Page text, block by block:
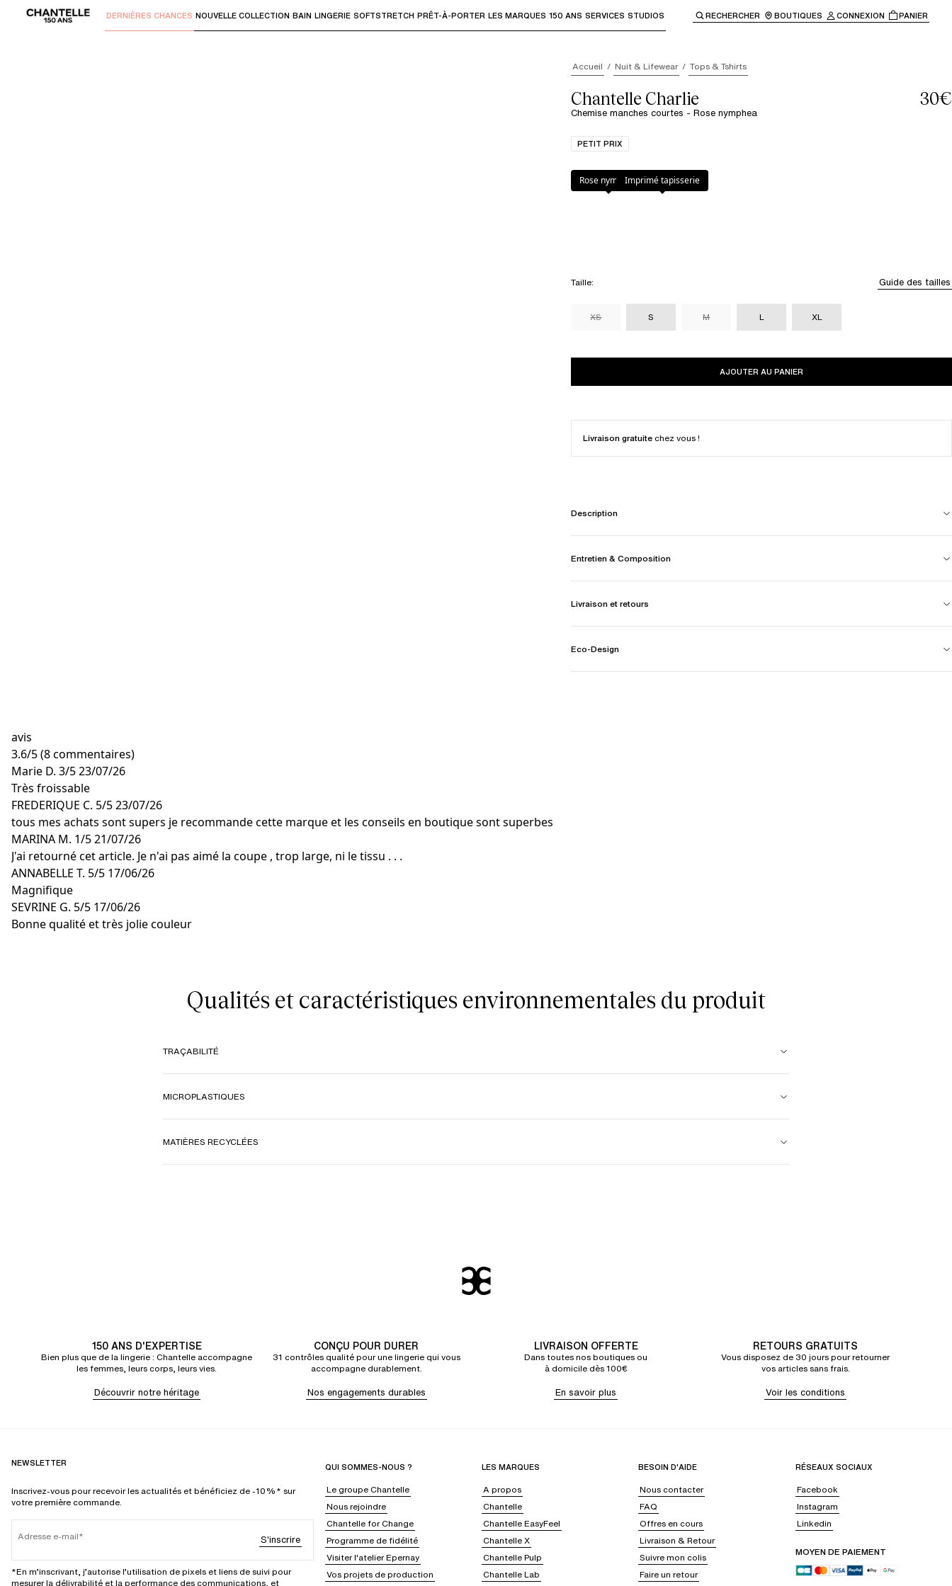
Utilisez "Flèche bas" ou "Entrer" pour accéder aux sous-menus et "Flèche haut" ou "Échap" pour revenir à la navigation principale.
DERNIÈRES CHANCES NOUVELLE COLLECTION BAIN LINGERIE SOFTSTRETCH PRÊT-À-PORTER LES MARQUES 150 ANS SERVICES STUDIOS RECHERCHER BOUTIQUES CONNEXION PANIER
Accueil Nuit & Lifewear Tops & Tshirts
Chantelle Charlie
Chemise manches courtes - Rose nymphea
30€
PETIT PRIX
Couleur:Rose nymphea
Rose nympheaImprimé tapisserie
Taille: Guide des tailles
XS S M L XL
AJOUTER AU PANIER
Livraison gratuite chez vous !
Description
Entretien & Composition
Livraison et retours
Eco-Design
avis
3.6/5(8 commentaires)
Marie D. 3/523/07/26
Très froissable
FREDERIQUE C. 5/523/07/26
tous mes achats sont supers je recommande cette marque et les conseils en boutique sont superbes
MARINA M. 1/521/07/26
J'ai retourné cet article. Je n'ai pas aimé la coupe , trop large, ni le tissu . . .
ANNABELLE T. 5/5 17/06/26
Magnifique
SEVRINE G. 5/5 17/06/26
Bonne qualité et très jolie couleur
Qualités et caractéristiques environnementales du produit
TRAÇABILITÉ
MICROPLASTIQUES
MATIÈRES RECYCLÉES
150 ANS D'EXPERTISE
Bien plus que de la lingerie : Chantelle accompagne
les femmes, leurs corps, leurs vies.
Découvrir notre héritage
CONÇU POUR DURER
31 contrôles qualité pour une lingerie qui vous
accompagne durablement.
Nos engagements durables
LIVRAISON OFFERTE
Dans toutes nos boutiques ou
à domicile dès 100€
En savoir plus
RETOURS GRATUITS
Vous disposez de 30 jours pour retourner
vos articles sans frais.
Voir les conditions
NEWSLETTER
Inscrivez-vous pour recevoir les actualités et bénéficiez de -10%* sur
votre première commande.
Adresse e-mail S'inscrire
*En m’inscrivant, j’autorise l’utilisation de pixels et liens de suivi pour
mesurer la délivrabilité et la performance des communications, et
QUI SOMMES-NOUS ?
Le groupe Chantelle
Nous rejoindre
Chantelle for Change
Programme de fidélité
Visiter l'atelier Epernay
Vos projets de production
LES MARQUES
A propos
Chantelle
Chantelle EasyFeel
Chantelle X
Chantelle Pulp
Chantelle Lab
BESOIN D'AIDE
Nous contacter
FAQ
Offres en cours
Livraison & Retour
Suivre mon colis
Faire un retour
RÉSEAUX SOCIAUX
Facebook
Instagram
Linkedin
MOYEN DE PAIEMENT